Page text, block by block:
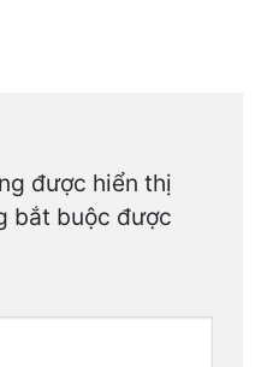
được hiển thị
bắt buộc được